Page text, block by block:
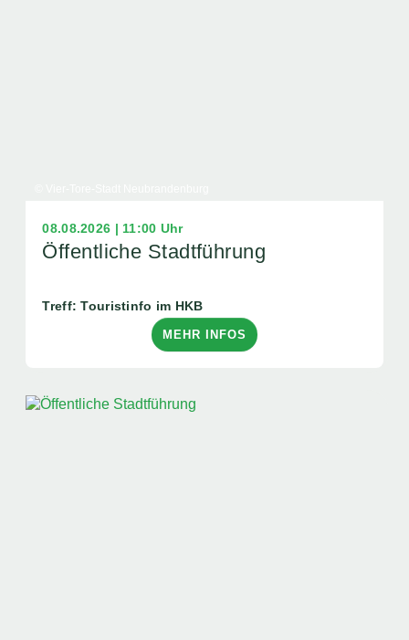
08.08.2026 | 11:00 Uhr
Öffentliche Stadtführung
Treff: Touristinfo im HKB
MEHR INFOS